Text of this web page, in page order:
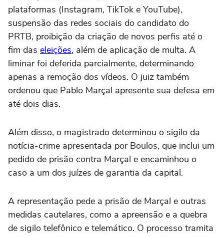
plataformas (Instagram, TikTok e YouTube),
suspensão das redes sociais do candidato do
PRTB, proibição da criação de novos perfis até o
fim das eleições, além de aplicação de multa. A
liminar foi deferida parcialmente, determinando
apenas a remoção dos vídeos. O juiz também
ordenou que Pablo Marçal apresente sua defesa em
até dois dias.
Além disso, o magistrado determinou o sigilo da
notícia-crime apresentada por Boulos, que inclui um
pedido de prisão contra Marçal e encaminhou o
caso a um dos juízes de garantia da capital.
A representação pede a prisão de Marçal e outras
medidas cautelares, como a apreensão e a quebra
de sigilo telefônico e telemático. O processo tramita